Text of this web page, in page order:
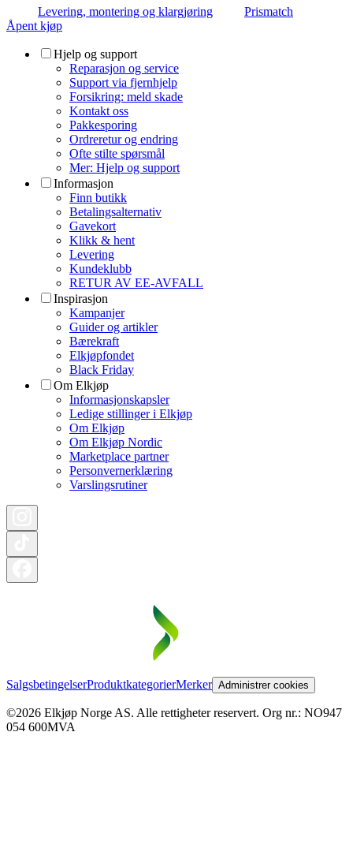
Levering, montering og klargjøring
Prismatch
Åpent kjøp
Hjelp og support
Reparasjon og service
Support via fjernhjelp
Forsikring: meld skade
Kontakt oss
Pakkesporing
Ordreretur og endring
Ofte stilte spørsmål
Mer: Hjelp og support
Informasjon
Finn butikk
Betalingsalternativ
Gavekort
Klikk & hent
Levering
Kundeklubb
RETUR AV EE-AVFALL
Inspirasjon
Kampanjer
Guider og artikler
Bærekraft
Elkjøpfondet
Black Friday
Om Elkjøp
Informasjonskapsler
Ledige stillinger i Elkjøp
Om Elkjøp
Om Elkjøp Nordic
Marketplace partner
Personvernerklæring
Varslingsrutiner
SalgsbetingelserProduktkategorierMerker Administrer cookies
©2026 Elkjøp Norge AS. Alle rettigheter reservert. Org nr.: NO947
054 600MVA